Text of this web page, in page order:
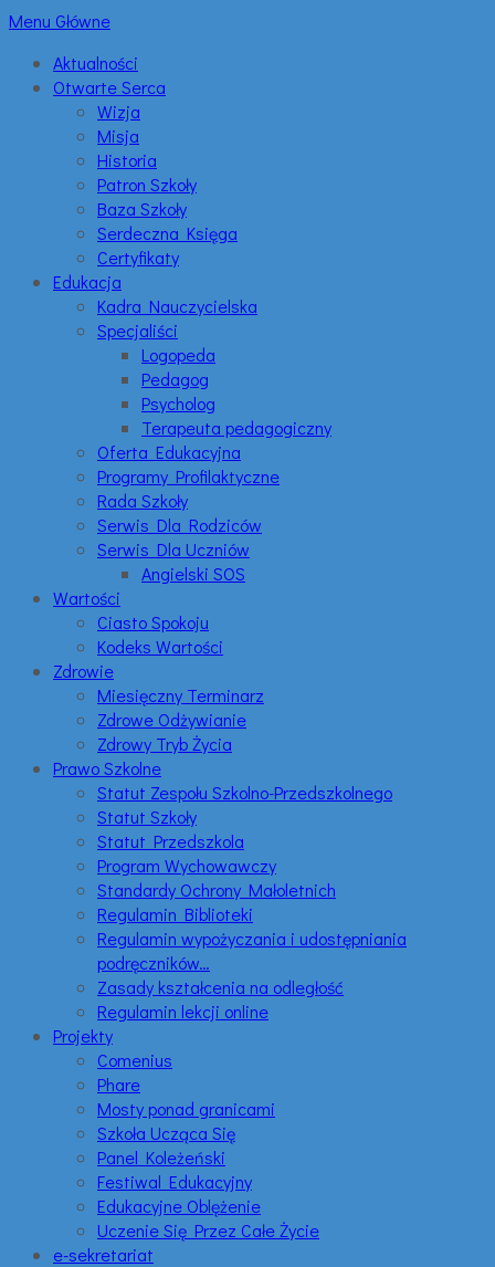
Menu Główne
Aktualności
Otwarte Serca
Wizja
Misja
Historia
Patron Szkoły
Baza Szkoły
Serdeczna Księga
Certyfikaty
Edukacja
Kadra Nauczycielska
Specjaliści
Logopeda
Pedagog
Psycholog
Terapeuta pedagogiczny
Oferta Edukacyjna
Programy Profilaktyczne
Rada Szkoły
Serwis Dla Rodziców
Serwis Dla Uczniów
Angielski SOS
Wartości
Ciasto Spokoju
Kodeks Wartości
Zdrowie
Miesięczny Terminarz
Zdrowe Odżywianie
Zdrowy Tryb Życia
Prawo Szkolne
Statut Zespołu Szkolno-Przedszkolnego
Statut Szkoły
Statut Przedszkola
Program Wychowawczy
Standardy Ochrony Małoletnich
Regulamin Biblioteki
Regulamin wypożyczania i udostępniania
podręczników…
Zasady kształcenia na odległość
Regulamin lekcji online
Projekty
Comenius
Phare
Mosty ponad granicami
Szkoła Ucząca Się
Panel Koleżeński
Festiwal Edukacyjny
Edukacyjne Oblężenie
Uczenie Się Przez Całe Życie
e-sekretariat